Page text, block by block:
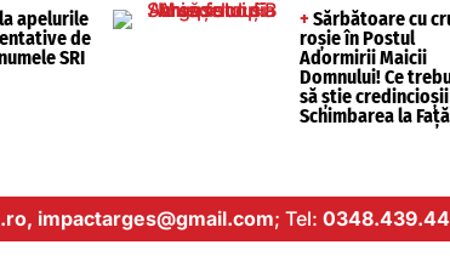
apelurile
de
SRI
+ Sărbătoare cu
roșie în Postul
Adormirii Maicii
Domnului! Ce
să știe
Schimbarea la Față
impactarges@gmail.com; Tel: